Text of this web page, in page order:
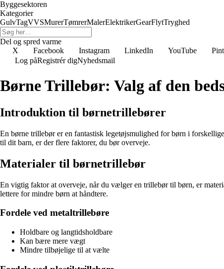
Byggesektoren
Kategorier
GulvTagVVSMurerTømrerMalerElektrikerGearFlytTryghed
Del og spred varme
X
Facebook Instagram LinkedIn YouTube
Log påRegistrér digNyhedsmail
Børne Trillebør: Valg af den
Introduktion til børnetrillebører
En børne trillebør er en fantastisk legetøjsmulighed for børn i
til dit barn, er der flere faktorer, du bør overveje.
Materialer til børnetrillebør
En vigtig faktor at overveje, når du vælger en trillebør til børn, er
lettere for mindre børn at håndtere.
Fordele ved metaltrillebøre
Holdbare og langtidsholdbare
Kan bære mere vægt
Mindre tilbøjelige til at vælte